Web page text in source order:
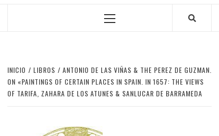
Menú
INICIO LIBROS
ANTONIO DE LAS VIÑAS & THE PEREZ DE GUZMAN.
ON «PAINTINGS OF CERTAIN PLACES IN SPAIN. IN 1657: THE VIEWS
OF TARIFA, ZAHARA DE LOS ATUNES & SANLUCAR DE BARRAMEDA